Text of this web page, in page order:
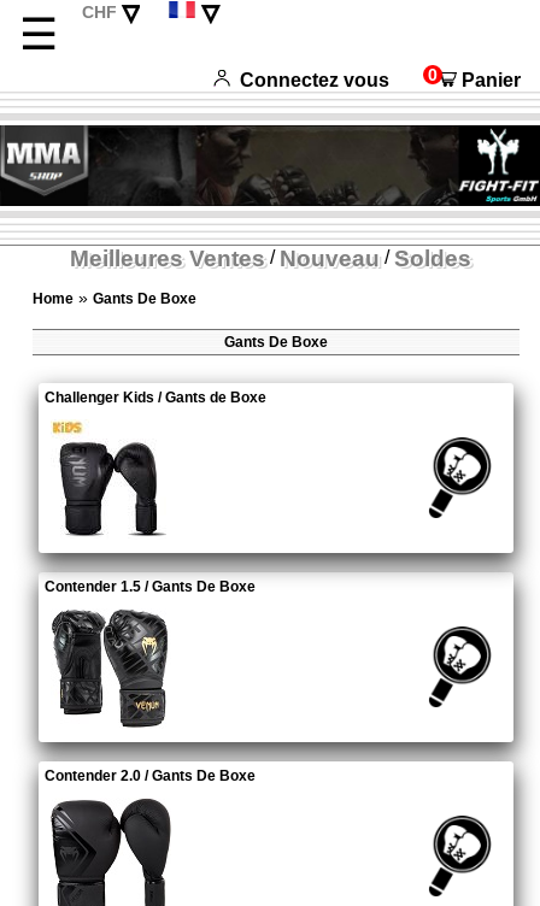
☰ CHF ▿ ▿
Italiano
Español
Connectez vous 0 Panier
Meilleures Ventes/ Nouveau/Soldes
Home »Gants De Boxe
Gants De Boxe
Challenger Kids / Gants de Boxe
Contender 1.5 / Gants De Boxe
Contender 2.0 / Gants De Boxe